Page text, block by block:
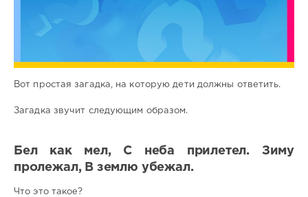
Вот простая загадка, на которую дети должны ответить.
Загадка звучит следующим образом.
Бел как мел, С неба прилетел. Зиму
пролежал, В землю убежал.
Что это такое?